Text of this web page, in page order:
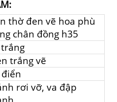
thờ đen vẽ hoa phù
chân đồng h35
trắng vẽ
điển
rơi vỡ, va đập